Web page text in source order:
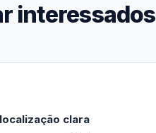
interessados
clara